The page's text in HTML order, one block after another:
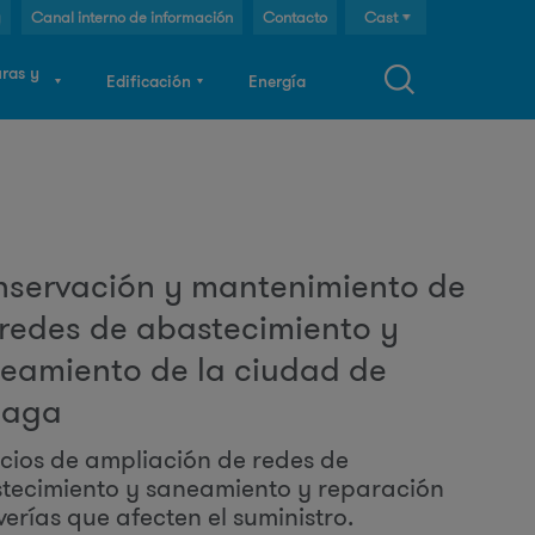
y
Edificación Energía
Cast
Eng
Canal interno de información Contacto
y mantenimiento de
de abastecimiento y
de la ciudad de
de ampliación de redes de
y saneamiento y reparación
que afecten el suministro.